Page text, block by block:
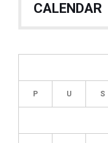
CALENDAR
P U S